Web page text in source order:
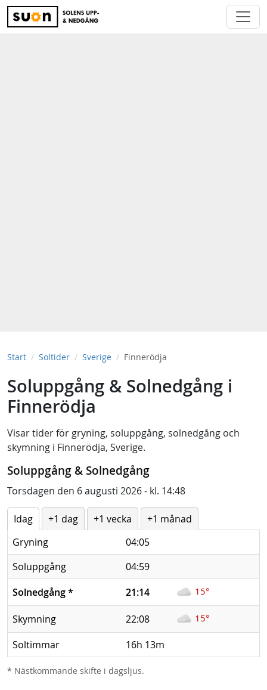
Start Soltider Sverige Finnerödja
Soluppgång & Solnedgång i
Finnerödja
Visar tider för gryning, soluppgång, solnedgång och
skymning i Finnerödja, Sverige.
Soluppgång & Solnedgång
Torsdagen den 6 augusti 2026 - kl. 14:48
Idag +1 dag +1 vecka
+1 månad
Gryning
04:05
Soluppgång
04:59
Solnedgång* 21:14 15°
Skymning 22:08 15°
Soltimmar 16h 13m
* Nästkommande skifte i dagsljus.